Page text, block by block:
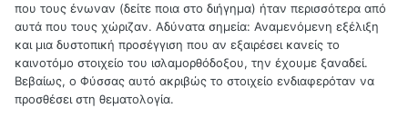
που τους ένωναν (δείτε ποια στο διήγημα) ήταν περισσότερα από
αυτά που τους χώριζαν. Αδύνατα σημεία: Αναμενόμενη εξέλιξη
και μια δυστοπική προσέγγιση που αν εξαιρέσει κανείς το
καινοτόμο στοιχείο του ισλαμορθόδοξου, την έχουμε ξαναδεί.
Βεβαίως, ο Φύσσας αυτό ακριβώς το στοιχείο ενδιαφερόταν να
προσθέσει στη θεματολογία.